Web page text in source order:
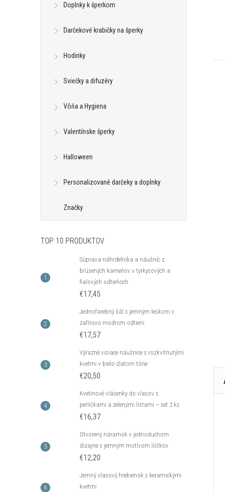
Doplnky k šperkom
Darčekové krabičky na šperky
Hodinky
Sviečky a difuzéry
Vôňa a Hygiena
Valentínske šperky
Halloween
Personalizované darčeky a doplnky
Značky
TOP 10 PRODUKTOV
Súprava náhrdelníka a náušníc z
brúsených kameňov v tyrkysových a
fialových odtieňoch
€17,45
Jednofarebný šál s jemným leskom v
zafírovo modrom odtieni
€17,57
Výrazné visiace náušnice s rozkvitnutými
kvetmi v bielo-zlatom tóne
€20,50
Kvetinové vlásenky do vlasov s
perličkami a zelenými listami – set 2 ks
€16,37
Otvorený náramok v jednoduchom
dizajne s jemným motívom lístkov
€12,20
Jemný vlasový hrebienok s keramickými
kvetmi
Colibra - postriebrené
€16,32
Kód: